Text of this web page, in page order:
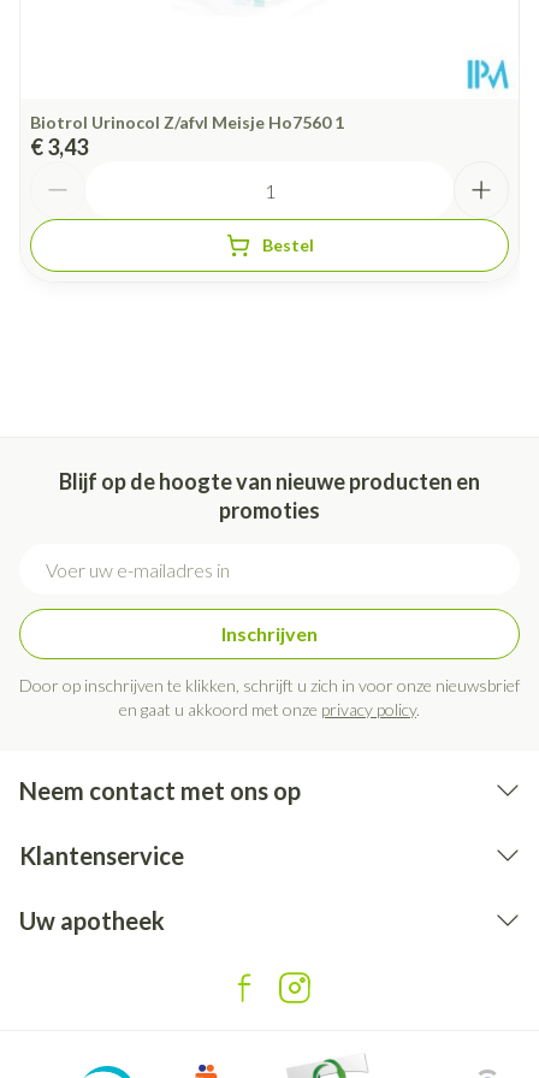
Biotrol Urinocol Z/afvl Meisje Ho7560 1
€ 3,43
Bestel
Blijf op de hoogte van nieuwe producten en
promoties
Inschrijven
Door op inschrijven te klikken, schrijft u zich in voor onze nieuwsbrief
en gaat u akkoord met onze privacy policy.
Neem contact met ons op
Klantenservice
Uw apotheek